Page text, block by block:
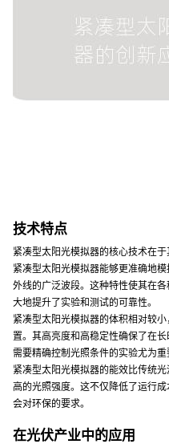
技术特点
紧凑型太阳光模拟器的核心技术在
紧凑型太阳光模拟器能够更准确地
外线的广泛波段。这种特性使其在
大地提升了实验和测试的可靠性。
紧凑型太阳光模拟器的体积相对较
置。其高亮度和高稳定性确保了在
需要精确控制光照条件的实验尤为重
紧凑型太阳光模拟器的能效比传统
高的光照强度。这不仅降低了运行
会对环保的要求。
在光伏产业中的应用